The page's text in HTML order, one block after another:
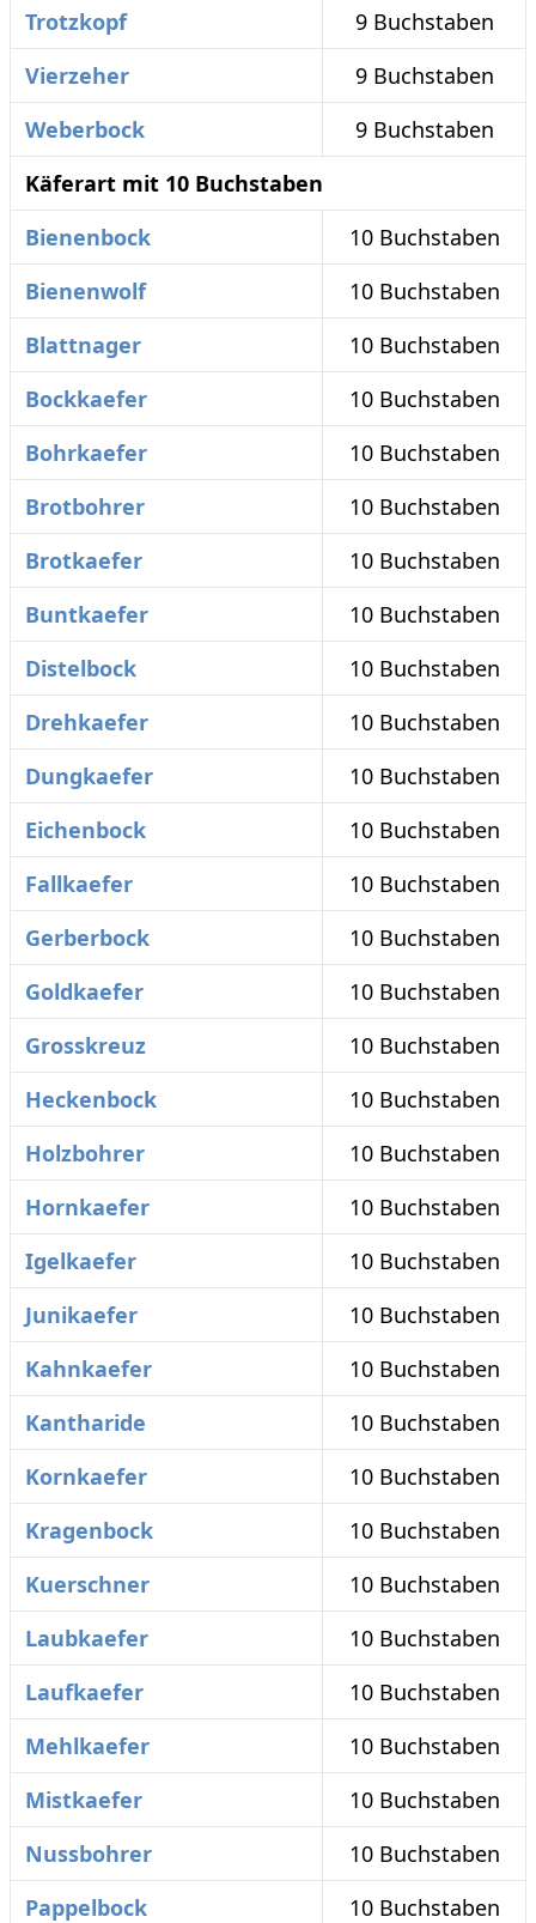
Trotzkopf
9 Buchstaben
Vierzeher
9 Buchstaben
Weberbock
9 Buchstaben
Käferart mit 10 Buchstaben
Bienenbock
10 Buchstaben
Bienenwolf
10 Buchstaben
Blattnager
10 Buchstaben
Bockkaefer
10 Buchstaben
Bohrkaefer
10 Buchstaben
Brotbohrer
10 Buchstaben
Brotkaefer
10 Buchstaben
Buntkaefer
10 Buchstaben
Distelbock
10 Buchstaben
Drehkaefer
10 Buchstaben
Dungkaefer
10 Buchstaben
Eichenbock
10 Buchstaben
Fallkaefer
10 Buchstaben
Gerberbock
10 Buchstaben
Goldkaefer
10 Buchstaben
Grosskreuz
10 Buchstaben
Heckenbock
10 Buchstaben
Holzbohrer
10 Buchstaben
Hornkaefer
10 Buchstaben
Igelkaefer
10 Buchstaben
Junikaefer
10 Buchstaben
Kahnkaefer
10 Buchstaben
Kantharide
10 Buchstaben
Kornkaefer
10 Buchstaben
Kragenbock
10 Buchstaben
Kuerschner
10 Buchstaben
Laubkaefer
10 Buchstaben
Laufkaefer
10 Buchstaben
Mehlkaefer
10 Buchstaben
Mistkaefer
10 Buchstaben
Nussbohrer
10 Buchstaben
Pappelbock
10 Buchstaben